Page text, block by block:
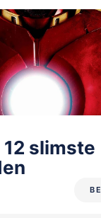
slimste